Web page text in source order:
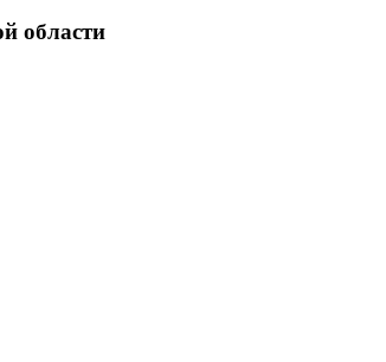
области